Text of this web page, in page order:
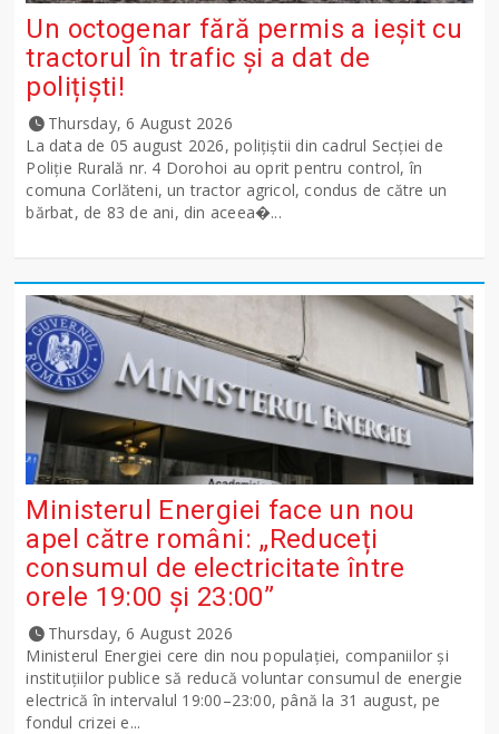
Un octogenar fără permis a ieșit cu
tractorul în trafic și a dat de
polițiști!
Thursday, 6 August 2026
La data de 05 august 2026, polițiștii din cadrul Secției de
Poliție Rurală nr. 4 Dorohoi au oprit pentru control, în
comuna Corlăteni, un tractor agricol, condus de către un
bărbat, de 83 de ani, din aceea�...
Ministerul Energiei face un nou
apel către români: „Reduceți
consumul de electricitate între
orele 19:00 și 23:00”
Thursday, 6 August 2026
Ministerul Energiei cere din nou populației, companiilor și
instituțiilor publice să reducă voluntar consumul de energie
electrică în intervalul 19:00–23:00, până la 31 august, pe
fondul crizei e...